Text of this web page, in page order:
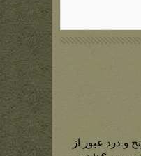
و درد عبور از